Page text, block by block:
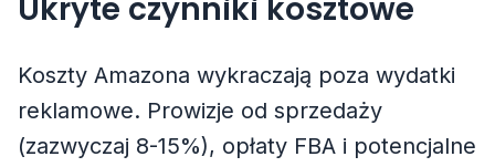
Ukryte czynniki kosztowe
Koszty Amazona wykraczają poza wydatki
reklamowe. Prowizje od sprzedaży
(zazwyczaj 8-15%), opłaty FBA i potencjalne